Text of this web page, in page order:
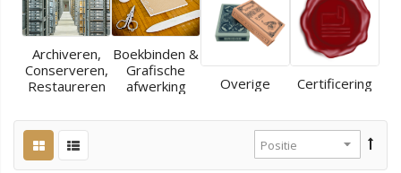
Archiveren,
Conserveren,
Restaureren
Boekbinden &
Grafische
afwerking
Overige Certificering